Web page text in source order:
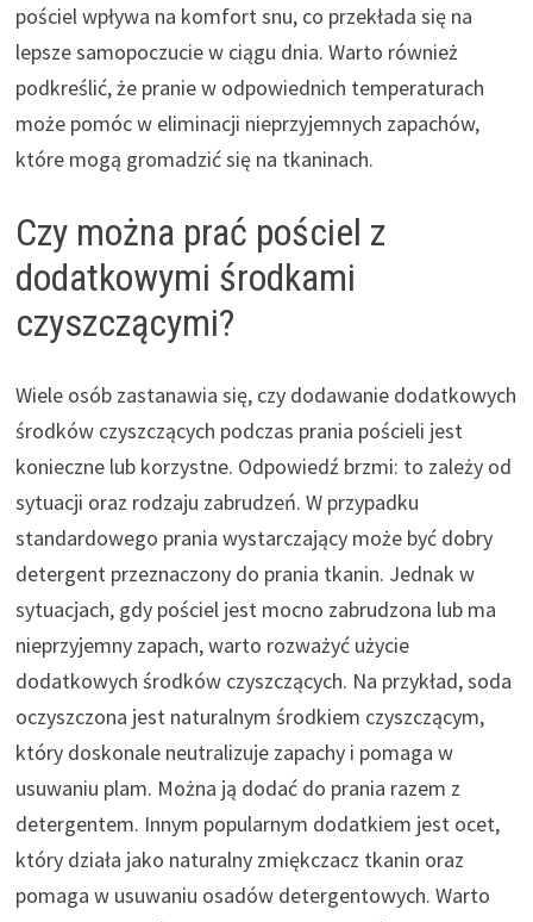
pościel wpływa na komfort snu, co przekłada się na
lepsze samopoczucie w ciągu dnia. Warto również
podkreślić, że pranie w odpowiednich temperaturach
może pomóc w eliminacji nieprzyjemnych zapachów,
które mogą gromadzić się na tkaninach.
Czy można prać pościel z
dodatkowymi środkami
czyszczącymi?
Wiele osób zastanawia się, czy dodawanie dodatkowych
środków czyszczących podczas prania pościeli jest
konieczne lub korzystne. Odpowiedź brzmi: to zależy od
sytuacji oraz rodzaju zabrudzeń. W przypadku
standardowego prania wystarczający może być dobry
detergent przeznaczony do prania tkanin. Jednak w
sytuacjach, gdy pościel jest mocno zabrudzona lub ma
nieprzyjemny zapach, warto rozważyć użycie
dodatkowych środków czyszczących. Na przykład, soda
oczyszczona jest naturalnym środkiem czyszczącym,
który doskonale neutralizuje zapachy i pomaga w
usuwaniu plam. Można ją dodać do prania razem z
detergentem. Innym popularnym dodatkiem jest ocet,
który działa jako naturalny zmiękczacz tkanin oraz
pomaga w usuwaniu osadów detergentowych. Warto